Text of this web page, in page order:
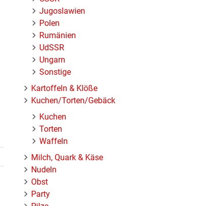
Jugoslawien
Polen
Rumänien
UdSSR
Ungarn
Sonstige
Kartoffeln & Klöße
Kuchen/Torten/Gebäck
Kuchen
Torten
Waffeln
Milch, Quark & Käse
Nudeln
Obst
Party